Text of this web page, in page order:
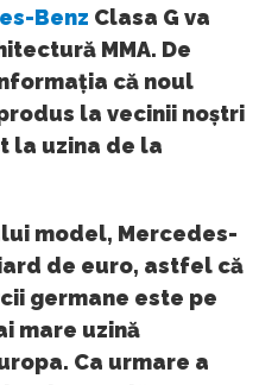
Benz Clasa G va
MMA. De
că noul
la vecinii noștri
la uzina de la
model, Mercedes-
de euro, astfel că
germane este pe
mare uzină
Ca urmare a